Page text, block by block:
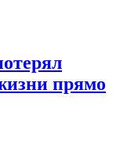
прямо